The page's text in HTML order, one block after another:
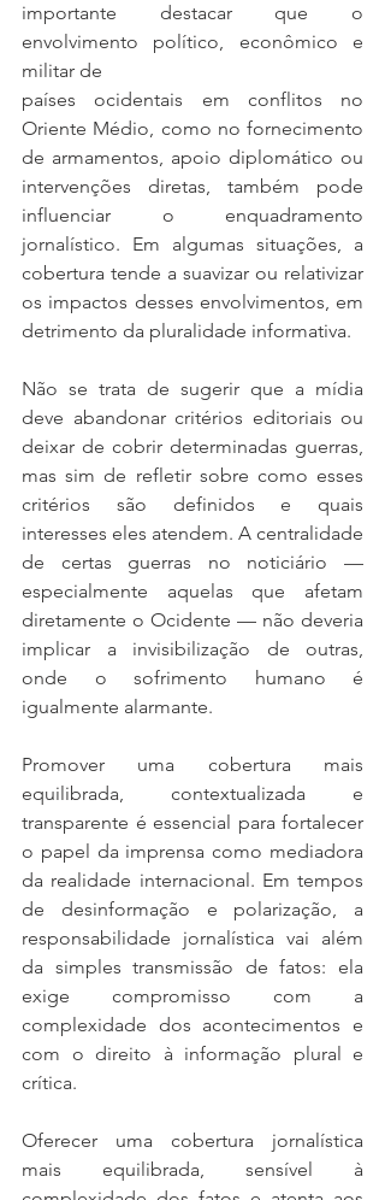
importante destacar que o
envolvimento político, econômico e
militar de
países ocidentais em conflitos no
Oriente Médio, como no fornecimento
de armamentos, apoio diplomático ou
intervenções diretas, também pode
influenciar o enquadramento
jornalístico. Em algumas situações, a
cobertura tende a suavizar ou relativizar
os impactos desses envolvimentos, em
detrimento da pluralidade informativa.
Não se trata de sugerir que a mídia
deve abandonar critérios editoriais ou
deixar de cobrir determinadas guerras,
mas sim de refletir sobre como esses
critérios são definidos e quais
interesses eles atendem. A centralidade
de certas guerras no noticiário —
especialmente aquelas que afetam
diretamente o Ocidente — não deveria
implicar a invisibilização de outras,
onde o sofrimento humano é
igualmente alarmante.
Promover uma cobertura mais
equilibrada, contextualizada e
transparente é essencial para fortalecer
o papel da imprensa como mediadora
da realidade internacional. Em tempos
de desinformação e polarização, a
responsabilidade jornalística vai além
da simples transmissão de fatos: ela
exige compromisso com a
complexidade dos acontecimentos e
com o direito à informação plural e
crítica.
Oferecer uma cobertura jornalística
mais equilibrada, sensível à